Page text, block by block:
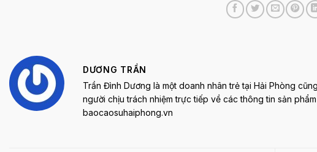
DƯƠNG TRẦN
Trần Đình Dương là một doanh nhân trẻ tại Hải Phòng
người chịu trách nhiệm trực tiếp về các thông tin sản
baocaosuhaiphong.vn